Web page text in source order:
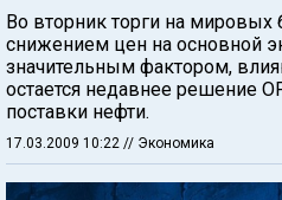
Во вторник торги на
снижением цен на основной
значительным фактором,
остается недавнее решение
поставки нефти.
17.03.2009 10:22 // Экономика